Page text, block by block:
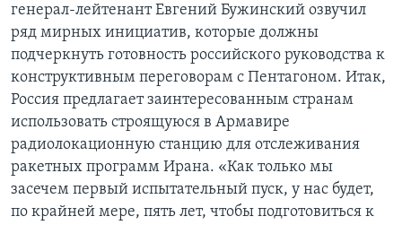
Языки
генерал-лейтенант Евгений Бужинский озвучил
ряд мирных инициатив, которые должны
подчеркнуть готовность российского руководства к
конструктивным переговорам с Пентагоном. Итак,
Россия предлагает заинтересованным странам
использовать строящуюся в Армавире
радиолокационную станцию для отслеживания
ракетных программ Ирана. «Как только мы
засечем первый испытательный пуск, у нас будет,
по крайней мере, пять лет, чтобы подготовиться к